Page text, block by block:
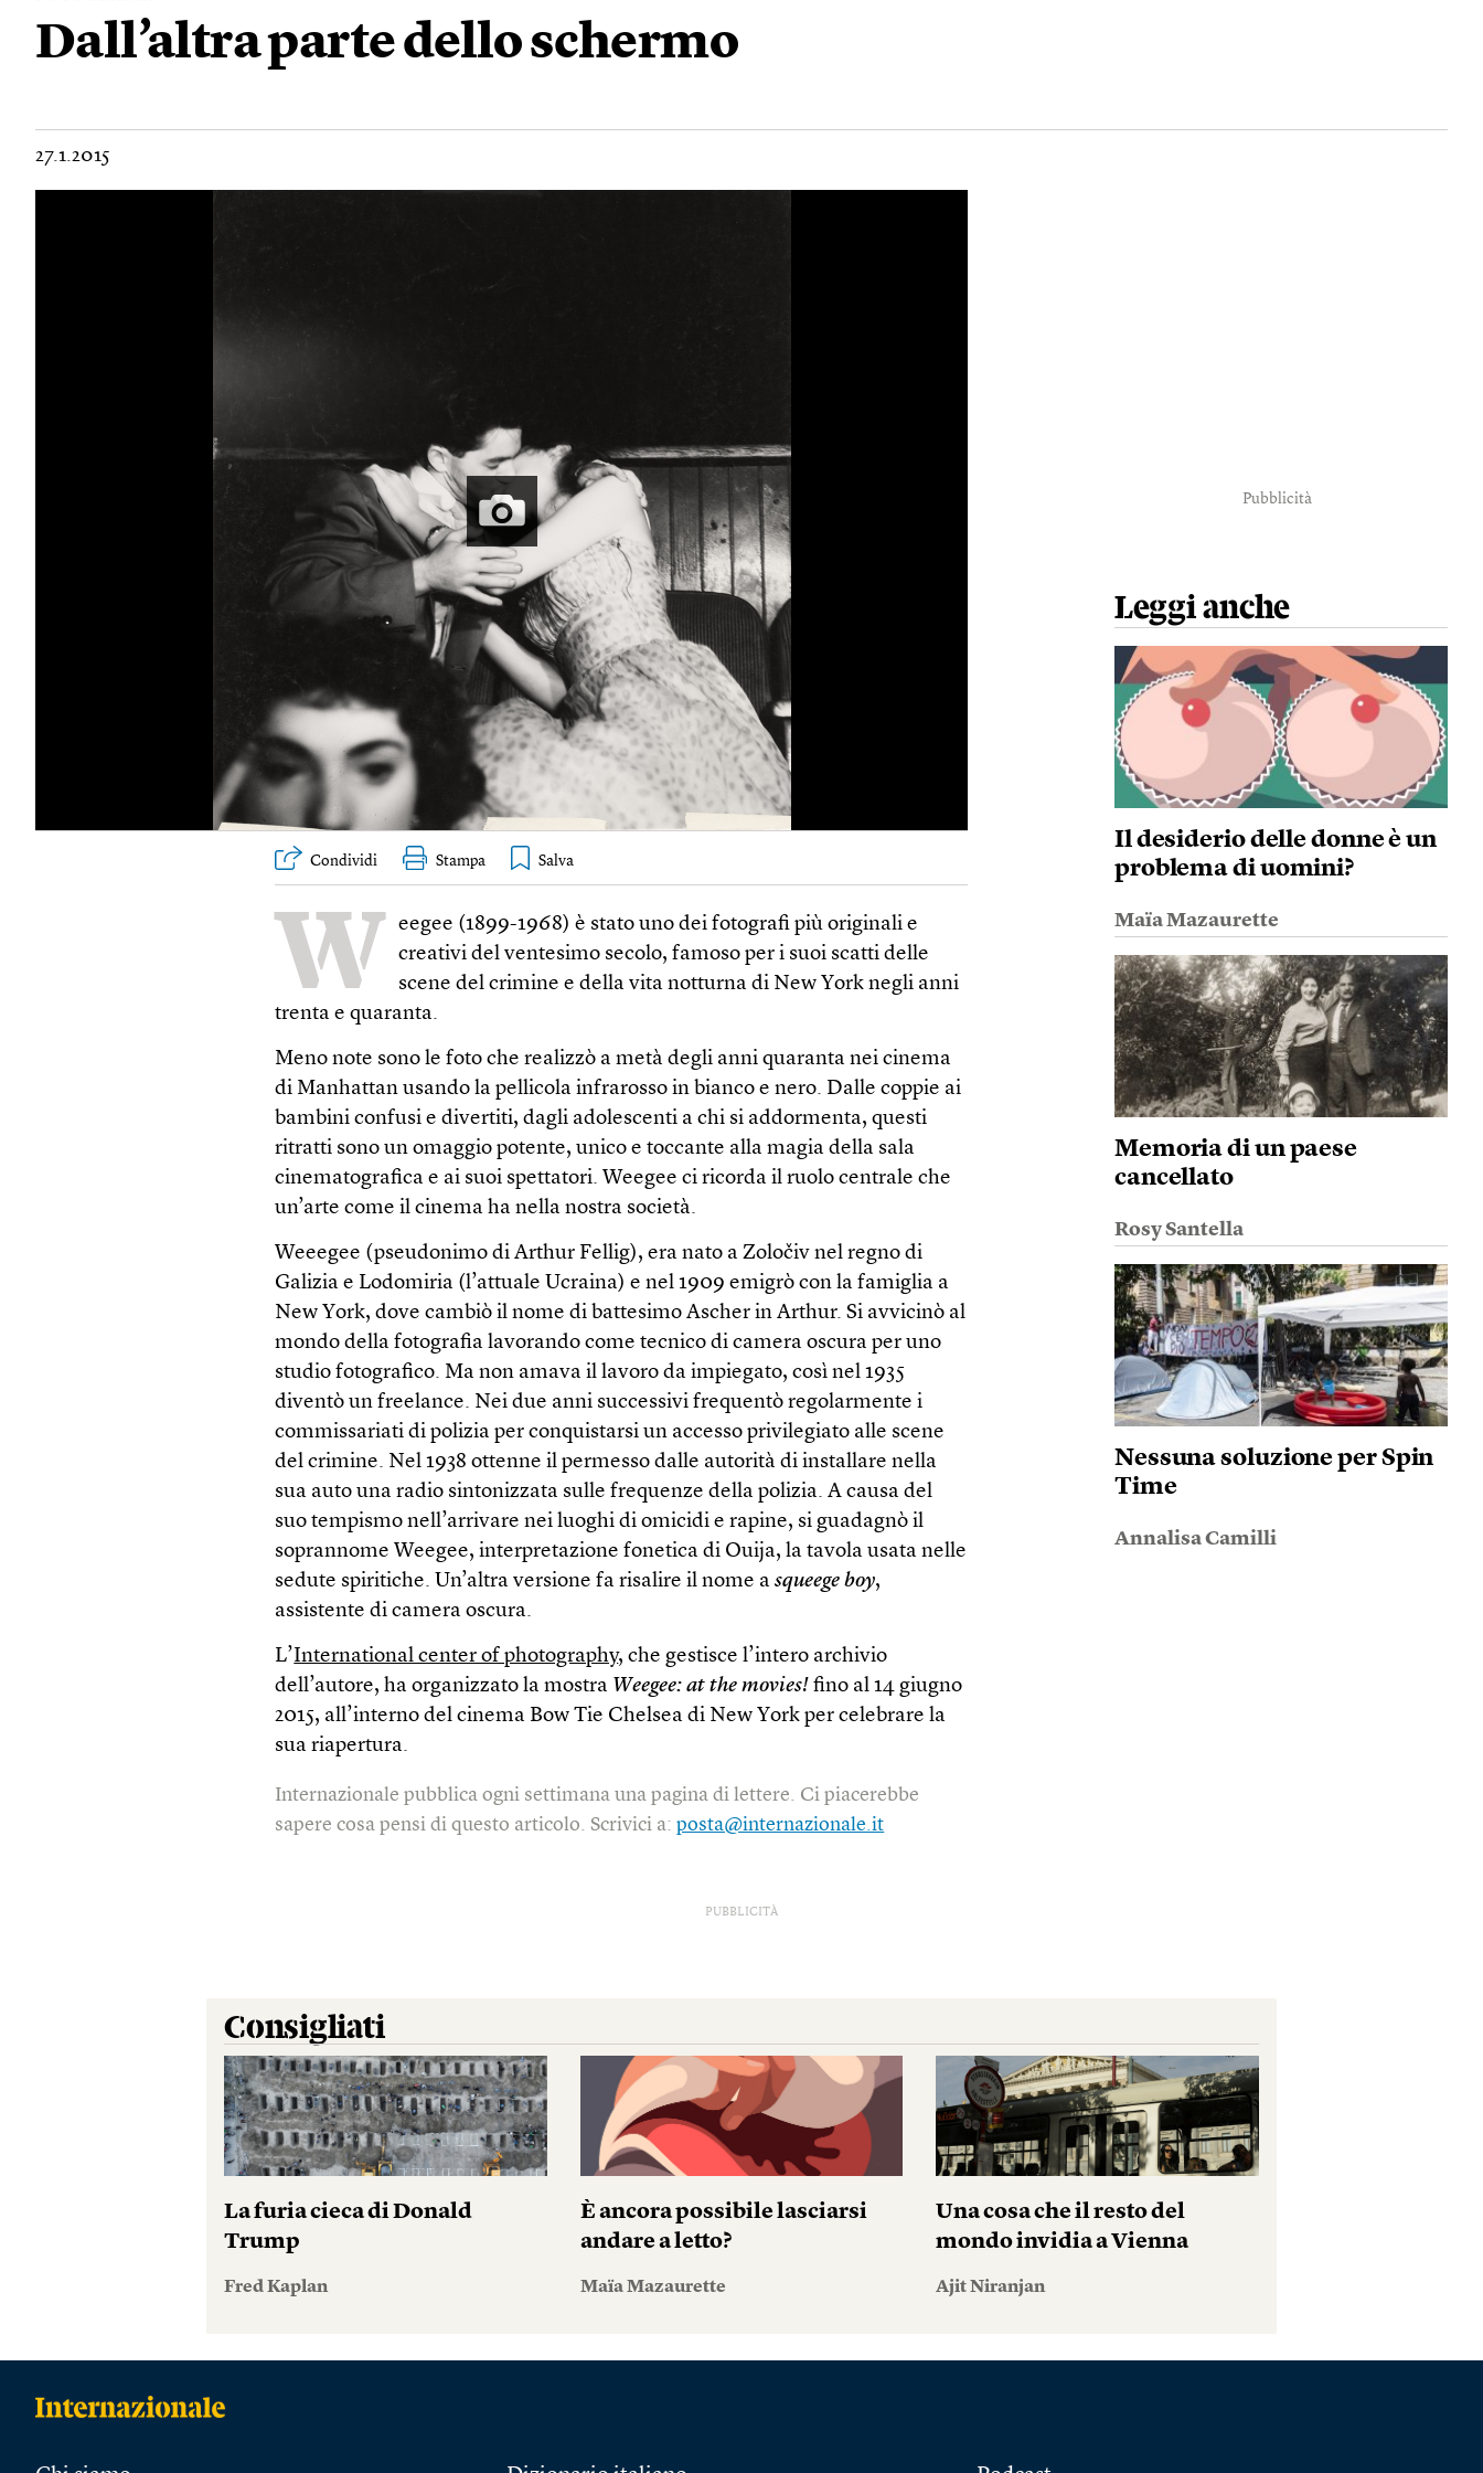
Dall’altra parte dello schermo
27.1.2015
Condividi Stampa
W eegee (1899-1968) è stato uno dei fotografi più originali e
creativi del ventesimo secolo, famoso per i suoi scatti delle
scene del crimine e della vita notturna di New York negli anni
trenta e quaranta.
Meno note sono le foto che realizzò a metà degli anni quaranta nei cinema
di Manhattan usando la pellicola infrarosso in bianco e nero. Dalle coppie ai
bambini confusi e divertiti, dagli adolescenti a chi si addormenta, questi
ritratti sono un omaggio potente, unico e toccante alla magia della sala
cinematografica e ai suoi spettatori. Weegee ci ricorda il ruolo centrale che
un’arte come il cinema ha nella nostra società.
Weeegee (pseudonimo di Arthur Fellig), era nato a Zoločiv nel regno di
Galizia e Lodomiria (l’attuale Ucraina) e nel 1909 emigrò con la famiglia a
New York, dove cambiò il nome di battesimo Ascher in Arthur. Si avvicinò al
mondo della fotografia lavorando come tecnico di camera oscura per uno
studio fotografico. Ma non amava il lavoro da impiegato, così nel 1935
diventò un freelance. Nei due anni successivi frequentò regolarmente i
commissariati di polizia per conquistarsi un accesso privilegiato alle scene
del crimine. Nel 1938 ottenne il permesso dalle autorità di installare nella
sua auto una radio sintonizzata sulle frequenze della polizia. A causa del
suo tempismo nell’arrivare nei luoghi di omicidi e rapine, si guadagnò il
soprannome Weegee, interpretazione fonetica di Ouija, la tavola usata nelle
sedute spiritiche. Un’altra versione fa risalire il nome asqueege boy,
assistente di camera oscura.
L’International center of photography, che gestisce l’intero archivio
dell’autore, ha organizzato la mostra Weegee: at the movies! fino al 14 giugno
2015, all’interno del cinema Bow Tie Chelsea di New York per celebrare la
sua riapertura.
Internazionale pubblica ogni settimana una pagina di lettere. Ci piacerebbe
sapere cosa pensi di questo articolo. Scrivici a:posta@internazionale.it
Pubblicità
Leggi anche
Il desiderio delle donne è un
problema di uomini?
Maïa Mazaurette
Memoria di un paese
cancellato
Rosy Santella
Nessuna soluzione per Spin
Time
Annalisa Camilli
PUBBLICITÀ
Consigliati
La furia cieca di Donald
Trump
Fred Kaplan
È ancora possibile lasciarsi
andare a letto?
Maïa Mazaurette
Una cosa che il resto del
mondo invidia a Vienna
Ajit Niranjan